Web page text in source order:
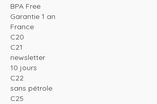
BPA Free
Garantie 1 an
France
C20
C21
newsletter
10 jours
C22
sans pétrole
C25